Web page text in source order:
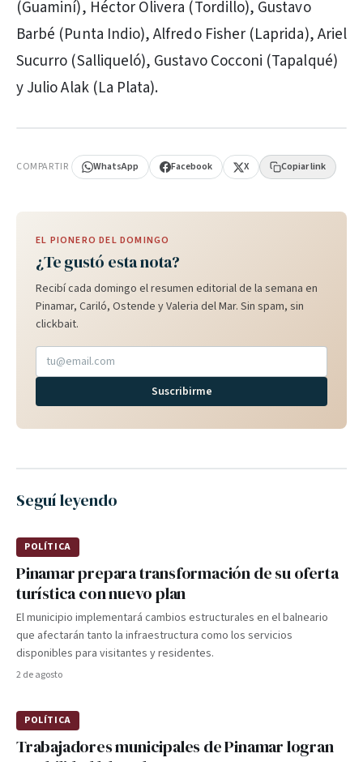
(Guaminí), Héctor Olivera (Tordillo), Gustavo
Barbé (Punta Indio), Alfredo Fisher (Laprida), Ariel
Sucurro (Salliqueló), Gustavo Cocconi (Tapalqué)
y Julio Alak (La Plata).
COMPARTIR WhatsApp Facebook X Copiar link
EL PIONERO DEL DOMINGO
¿Te gustó esta nota?
Recibí cada domingo el resumen editorial de la semana en
Pinamar, Cariló, Ostende y Valeria del Mar. Sin spam, sin
clickbait.
Suscribirme
Seguí leyendo
POLÍTICA
Pinamar prepara transformación de su oferta
turística con nuevo plan
El municipio implementará cambios estructurales en el balneario
que afectarán tanto la infraestructura como los servicios
disponibles para visitantes y residentes.
2 de agosto
POLÍTICA
Trabajadores municipales de Pinamar logran